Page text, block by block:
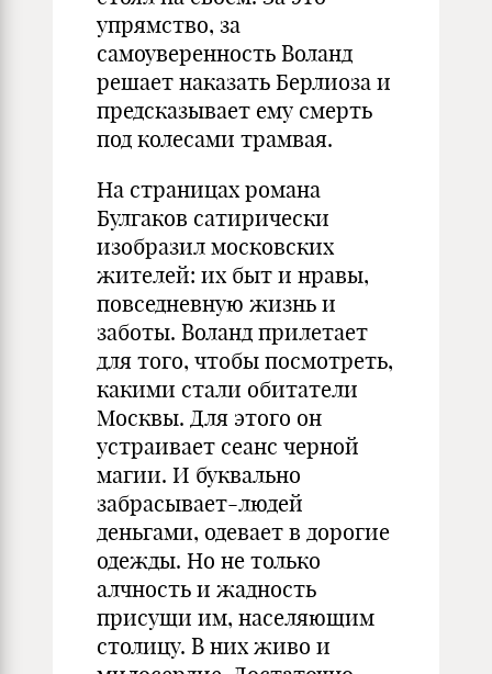
упрямство, за
самоуверенность Воланд
решает наказать Берлиоза и
предсказывает ему смерть
под колесами трамвая.
На страницах романа
Булгаков сатирически
изобразил московских
жителей: их быт и нравы,
повседневную жизнь и
заботы. Воланд прилетает
для того, чтобы посмотреть,
какими стали обитатели
Москвы. Для этого он
устраивает сеанс черной
магии. И буквально
забрасывает-людей
деньгами, одевает в дорогие
одежды. Но не только
алчность и жадность
присущи им, населяющим
столицу. В них живо и